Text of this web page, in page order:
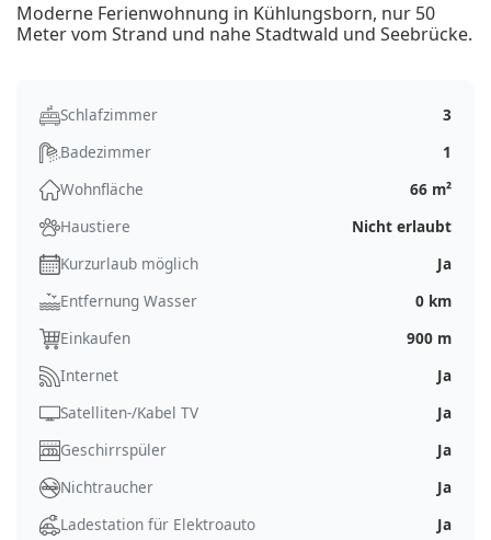
Moderne Ferienwohnung in Kühlungsborn, nur 50
Meter vom Strand und nahe Stadtwald und Seebrücke.
Schlafzimmer
3
Badezimmer
1
Wohnfläche
66 m²
Haustiere
Nicht erlaubt
Kurzurlaub möglich
Ja
Entfernung Wasser
0 km
Einkaufen
900 m
Internet
Ja
Satelliten-/Kabel TV
Ja
Geschirrspüler
Ja
Nichtraucher
Ja
Ladestation für Elektroauto
Ja